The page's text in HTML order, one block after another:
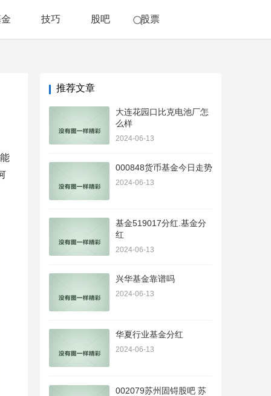
技巧 股吧 股票
推荐文章
大连花园口比克电池厂怎
么样
2024-06-13
000848货币基金今日走势
2024-06-13
基金519017分红.基金分
红
2024-06-13
兴华基金靠谱吗
2024-06-13
华夏行业基金分红
2024-06-13
002079苏州固锝股吧 苏